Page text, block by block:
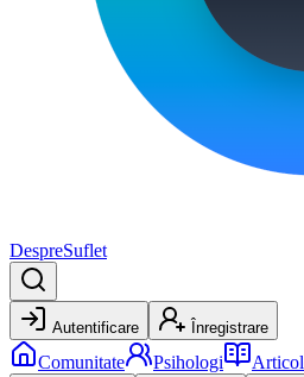
DespreSuflet
Autentificare Înregistrare
Comunitate Psihologi